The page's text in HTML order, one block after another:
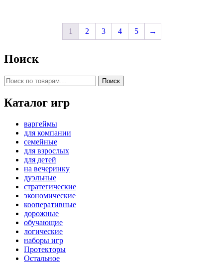
1 2 3 4 5 →
Поиск
Искать: Поиск
Каталог игр
варгеймы
для компании
семейные
для взрослых
для детей
на вечеринку
дуэльные
стратегические
экономические
кооперативные
дорожные
обучающие
логические
наборы игр
Протекторы
Остальное